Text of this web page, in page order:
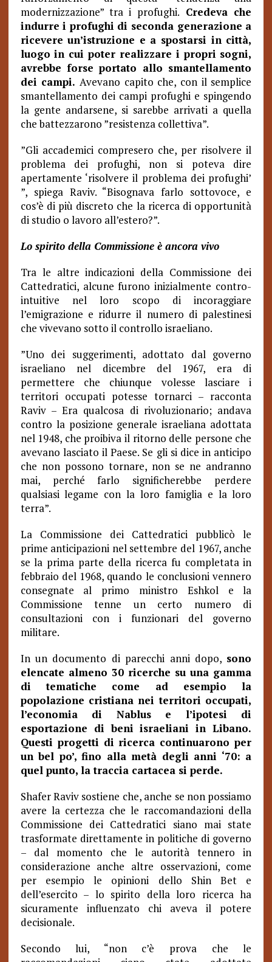
modernizzazione” tra i profughi. Credeva che
indurre i profughi di seconda generazione a
ricevere un’istruzione e a spostarsi in città,
luogo in cui poter realizzare i propri sogni,
avrebbe forse portato allo smantellamento
dei campi. Avevano capito che, con il semplice
smantellamento dei campi profughi e spingendo
la gente andarsene, si sarebbe arrivati a quella
che battezzarono ”resistenza collettiva”.
”Gli accademici compresero che, per risolvere il
problema dei profughi, non si poteva dire
apertamente ‘risolvere il problema dei profughi’
”, spiega Raviv. “Bisognava farlo sottovoce, e
cos’è di più discreto che la ricerca di opportunità
di studio o lavoro all’estero?”.
Lo spirito della Commissione è ancora vivo
Tra le altre indicazioni della Commissione dei
Cattedratici, alcune furono inizialmente contro-
intuitive nel loro scopo di incoraggiare
l’emigrazione e ridurre il numero di palestinesi
che vivevano sotto il controllo israeliano.
”Uno dei suggerimenti, adottato dal governo
israeliano nel dicembre del 1967, era di
permettere che chiunque volesse lasciare i
territori occupati potesse tornarci – racconta
Raviv – Era qualcosa di rivoluzionario; andava
contro la posizione generale israeliana adottata
nel 1948, che proibiva il ritorno delle persone che
avevano lasciato il Paese. Se gli si dice in anticipo
che non possono tornare, non se ne andranno
mai, perché farlo significherebbe perdere
qualsiasi legame con la loro famiglia e la loro
terra”.
La Commissione dei Cattedratici pubblicò le
prime anticipazioni nel settembre del 1967, anche
se la prima parte della ricerca fu completata in
febbraio del 1968, quando le conclusioni vennero
consegnate al primo ministro Eshkol e la
Commissione tenne un certo numero di
consultazioni con i funzionari del governo
militare.
In un documento di parecchi anni dopo, sono
elencate almeno 30 ricerche su una gamma
di tematiche come ad esempio la
popolazione cristiana nei territori occupati,
l’economia di Nablus e l’ipotesi di
esportazione di beni israeliani in Libano.
Questi progetti di ricerca continuarono per
un bel po’, fino alla metà degli anni ‘70: a
quel punto, la traccia cartacea si perde.
Shafer Raviv sostiene che, anche se non possiamo
avere la certezza che le raccomandazioni della
Commissione dei Cattedratici siano mai state
trasformate direttamente in politiche di governo
– dal momento che le autorità tennero in
considerazione anche altre osservazioni, come
per esempio le opinioni dello Shin Bet e
dell’esercito – lo spirito della loro ricerca ha
sicuramente influenzato chi aveva il potere
decisionale.
Secondo lui, “non c’è prova che le